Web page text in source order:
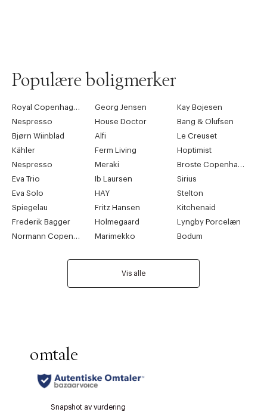
Populære boligmerker
Royal Copenhagen Georg Jensen
Kay Bojesen
Nespresso
House Doctor
Bang & Olufsen
Bjørn Wiinblad
Alfi
Le Creuset
Kähler
Ferm Living
Hoptimist
Nespresso
Meraki
Broste Copenhagen
Eva Trio
Ib Laursen
Sirius
Eva Solo
HAY
Stelton
Spiegelau
Fritz Hansen
Kitchenaid
Frederik Bagger
Holmegaard
Lyngby Porcelæn
Normann Copenhagen
Marimekko Bodum
Vis alle